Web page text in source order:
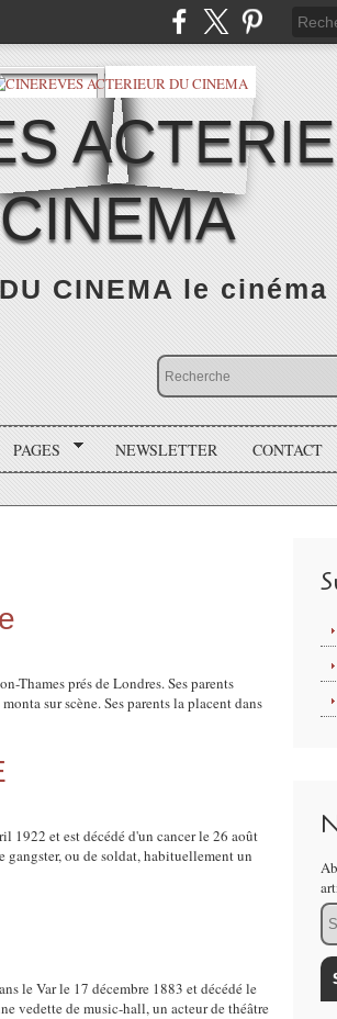
CINEMA
CINEMA le
PAGES NEWSLETTER CONTACT
Thames prés de Londres. Ses parents
sur scène. Ses parents la placent dans
et est décédé d'un cancer le 26 août
ou de soldat, habituellement un
le Var le 17 décembre 1883 et décédé le
vedette de music-hall, un acteur de théâtre